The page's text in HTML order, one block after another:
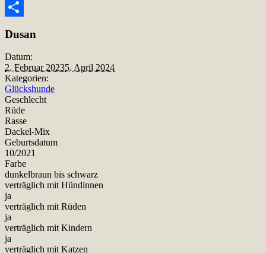
Snapchat
Dusan
Datum:
2. Februar 20235. April 2024
Kategorien:
Glückshunde
Geschlecht
Rüde
Rasse
Dackel-Mix
Geburtsdatum
10/2021
Farbe
dunkelbraun bis schwarz
verträglich mit Hündinnen
ja
verträglich mit Rüden
ja
verträglich mit Kindern
ja
verträglich mit Katzen